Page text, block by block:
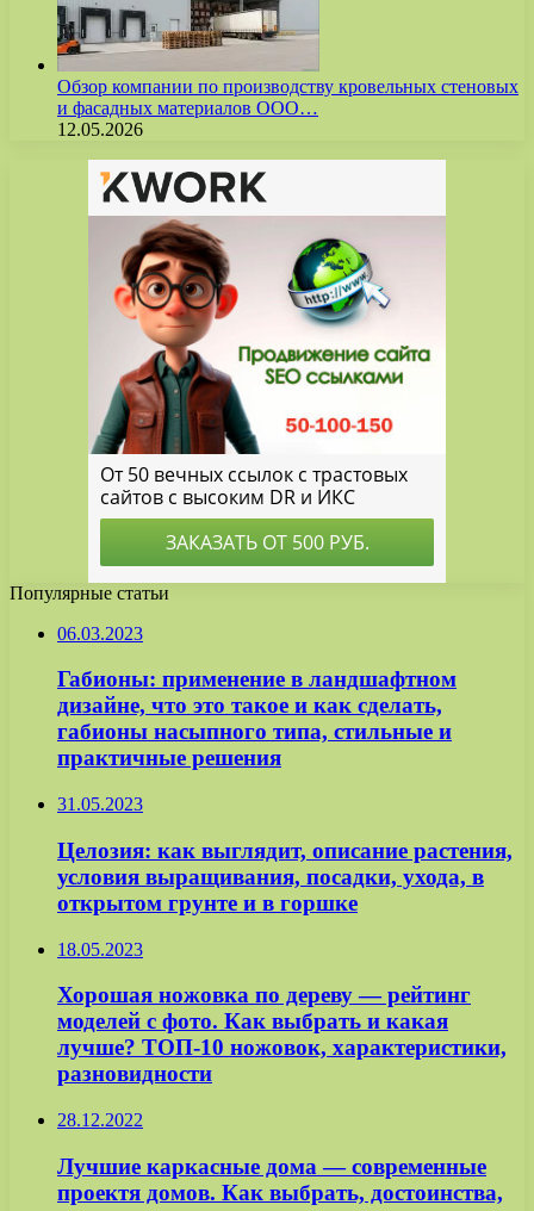
Обзор компании по производству кровельных стеновых
и фасадных материалов ООО…
12.05.2026
Популярные статьи
06.03.2023
Габионы: применение в ландшафтном
дизайне, что это такое и как сделать,
габионы насыпного типа, стильные и
практичные решения
31.05.2023
Целозия: как выглядит, описание растения,
условия выращивания, посадки, ухода, в
открытом грунте и в горшке
18.05.2023
Хорошая ножовка по дереву — рейтинг
моделей с фото. Как выбрать и какая
лучше? ТОП-10 ножовок, характеристики,
разновидности
28.12.2022
Лучшие каркасные дома — современные
проектя домов. Как выбрать, достоинства,